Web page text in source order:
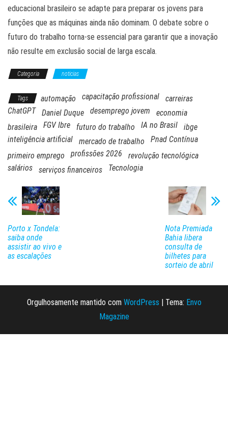
educacional brasileiro se adapte para preparar os jovens para
funções que as máquinas ainda não dominam. O debate sobre o
futuro do trabalho torna-se essencial para garantir que a inovação
não resulte em exclusão social de larga escala.
Categoria noticias
Tags automação capacitação profissional
carreiras
ChatGPT
Daniel Duque desemprego jovem
economia
brasileira
FGV Ibre futuro do trabalho IA no Brasil
ibge
inteligência artificial
mercado de trabalho
Pnad Contínua
primeiro emprego
profissões 2026
revolução tecnológica
salários
serviços financeiros Tecnologia
Porto x Tondela:
saiba onde
assistir ao vivo e
as escalações
Nota Premiada
Bahia libera
consulta de
bilhetes para
sorteio de abril
Orgulhosamente mantido com WordPress | Tema: Envo
Magazine